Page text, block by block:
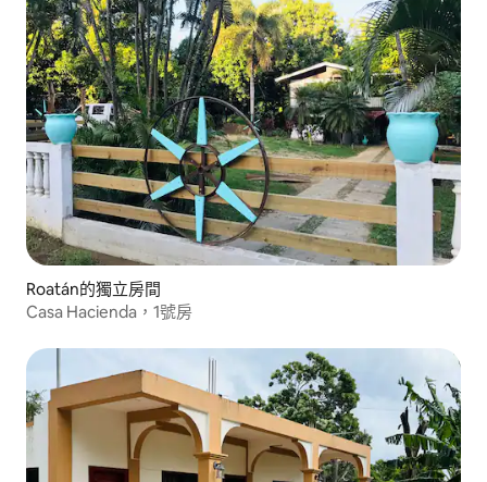
Roatán的獨立房間
Casa Hacienda，1號房